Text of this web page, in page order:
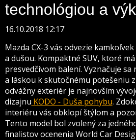
technológiou a
16.10.2018 12:17
Mazda CX-3 vás odvezie
a dušou. Kompaktné SUV, ktoré
presvedčivom balení. Vyznačuje sa
a láskou k skutočnému potešeniu z
odvážny exteriér je najnovším
dizajnu KODO - Duša pohybu.
interiéru vás obklopí štýlom a
Tento model bol zvolený za
finalistov ocenenia World Car